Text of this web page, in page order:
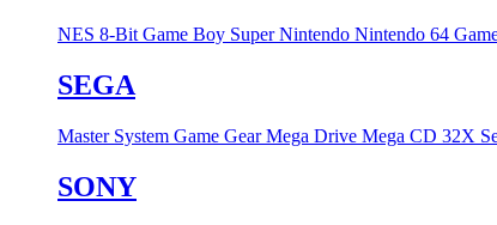
NES 8-Bit Game Boy Super Nintendo Nintendo 64
SEGA
Master System Game GearMega Drive Mega CD 32X
SONY